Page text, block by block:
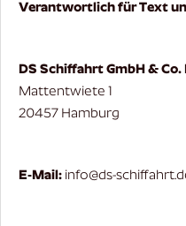
Verantwortlich für Text
DS Schiffahrt GmbH & Co.
Mattentwiete 1
20457 Hamburg
E-Mail: info@ds-